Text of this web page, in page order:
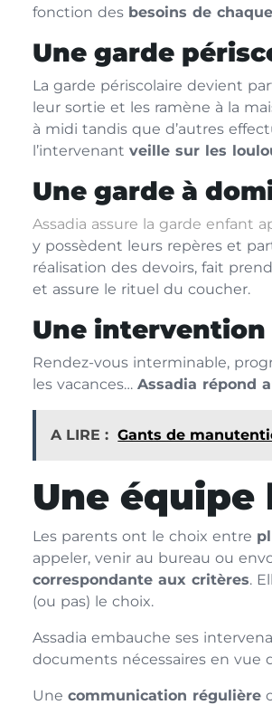
fonction des besoins de
Une garde
La garde périscolaire devient
leur sortie et les ramène à la
à midi tandis que d’autres
l’intervenantveille sur les
Une garde à
Assadia assure la garde enfant
y possèdent leurs repères et
réalisation des devoirs, fait
et assure le rituel du coucher.
Une
Rendez-vous interminable,
les vacances…Assadia répond
A LIRE : Gants de
Une
Les parents ont le choix entre
appeler, venir au bureau ou
correspondante aux critères.
(ou pas) le choix.
Assadia embauche ses
documents nécessaires en vue
Unecommunication régulière